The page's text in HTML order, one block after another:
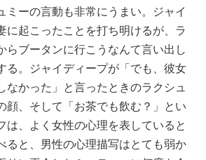
ミーの言動も非常にうまい。ジャイ
に起こったことを打ち明けるが、ラ
らブータンに行こうなんて言い出し
る。ジャイディープが「でも、彼女
なかった」と言ったときのラクシュ
顔、そして「お茶でも飲む？」とい
は、よく女性の心理を表していると
ると、男性の心理描写はとても弱か